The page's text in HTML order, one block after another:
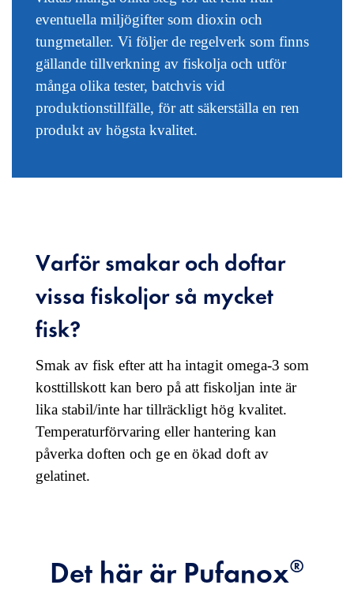
eventuella miljögifter som dioxin och
tungmetaller. Vi följer de regelverk som finns
gällande tillverkning av fiskolja och utför
många olika tester, batchvis vid
produktionstillfälle, för att säkerställa en ren
produkt av högsta kvalitet.
Varför smakar och doftar
vissa fiskoljor så mycket
fisk?
Smak av fisk efter att ha intagit omega-3 som
kosttillskott kan bero på att fiskoljan inte är
lika stabil/inte har tillräckligt hög kvalitet.
Temperaturförvaring eller hantering kan
påverka doften och ge en ökad doft av
gelatinet.
Det här är Pufanox®